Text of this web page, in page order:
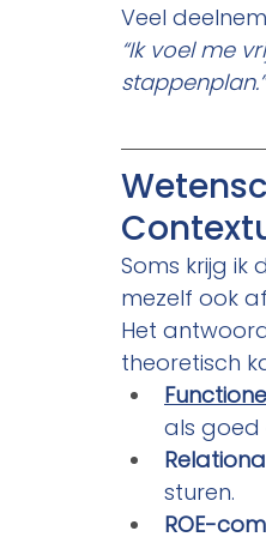
Veel
“Ik voel me
stappenplan.”
Soms krijg ik
mezelf ook
Het
theoretisch
als goed
sturen.
ROE-